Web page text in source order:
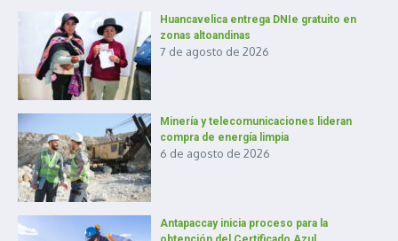
Huancavelica entrega DNIe gratuito en
zonas altoandinas
7 de agosto de 2026
Minería y telecomunicaciones lideran
compra de energía limpia
6 de agosto de 2026
Antapaccay inicia proceso para la